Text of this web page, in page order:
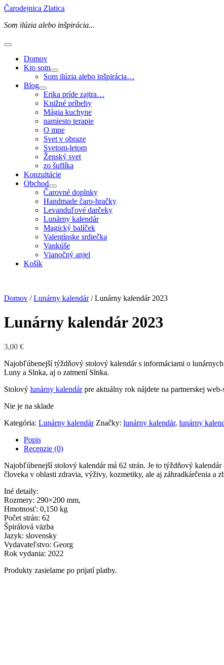
Preskočiť
obsah
Čarodejnica Zlatica
Som ilúzia alebo inšpirácia...
Hlavné
Domov
Kto som
Som ilúzia alebo inšpirácia…
Blog
Erika príde zajtra…
Knižné príbehy
Mágia kuchyne
namiesto terapie
O mne
Svet v obraze
Svetom-letom
Ženský svet
zo šuflíka
Konzultácie
Obchod
Čarovné doplnky
Handmade čaro-hračky
Levanduľové darčeky
Lunárny kalendár
Magický balíček
Valentínske srdiečka
Vankúše
Vianočný anjel
Košík
Domov /Lunárny kalendár/ Lunárny kalendár 2023
Lunárny kalendár 2023
3,00 €
Najobľúbenejší týždňový stolový kalendár s informáciami o
Luny a Slnka, aj o zatmení Slnka.
Stolový lunárny kalendárpre aktuálny rok nájdete na partnerskej web-
Nie je na sklade
Kategória: Lunárny kalendár Značky: lunárny kalendár, lunárny
Popis
Recenzie (0)
Najobľúbenejší stolový kalendár má 62 strán. Je to týždňový
človeka v oblasti zdravia, výživy, kozmetiky, ale aj záhradkárčenia a
Iné detaily:
Rozmery: 290×200 mm,
Hmotnosť: 0,150 kg
Počet strán: 62
Špirálová väzba
Jazyk: slovensky
Vydavateľstvo: Georg
Rok vydania: 2022
Produkty zasielame po prijatí platby.